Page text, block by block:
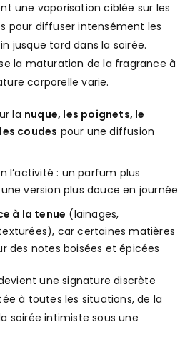
une vaporisation ciblée sur les
pour diffuser intensément les
jusque tard dans la soirée.
la maturation de la fragrance à
corporelle varie.
la nuque, les poignets, le
coudes pour une diffusion
l’activité : un parfum plus
version plus douce en journée
à la tenue (lainages,
car certaines matières
des notes boisées et épicées
une signature discrète
à toutes les situations, de la
soirée intimiste sous une